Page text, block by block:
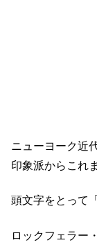
ニューヨーク近
印象派からこれ
頭文字をとって
ロックフェラー